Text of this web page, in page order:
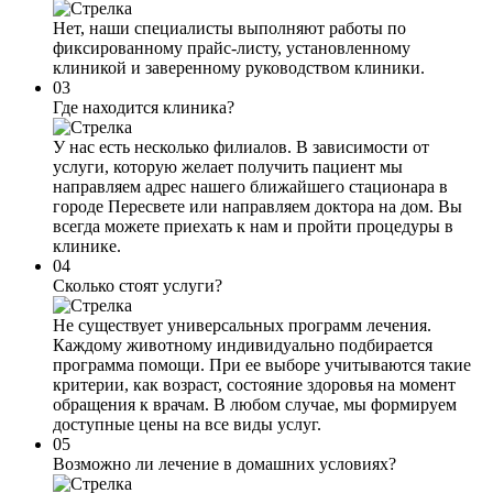
Нет, наши специалисты выполняют работы по
фиксированному прайс-листу, установленному
клиникой и заверенному руководством клиники.
03
Где находится клиника?
У нас есть несколько филиалов. В зависимости от
услуги, которую желает получить пациент мы
направляем адрес нашего ближайшего стационара в
городе Пересвете или направляем доктора на дом. Вы
всегда можете приехать к нам и пройти процедуры в
клинике.
04
Сколько стоят услуги?
Не существует универсальных программ лечения.
Каждому животному индивидуально подбирается
программа помощи. При ее выборе учитываются такие
критерии, как возраст, состояние здоровья на момент
обращения к врачам. В любом случае, мы формируем
доступные цены на все виды услуг.
05
Возможно ли лечение в домашних условиях?